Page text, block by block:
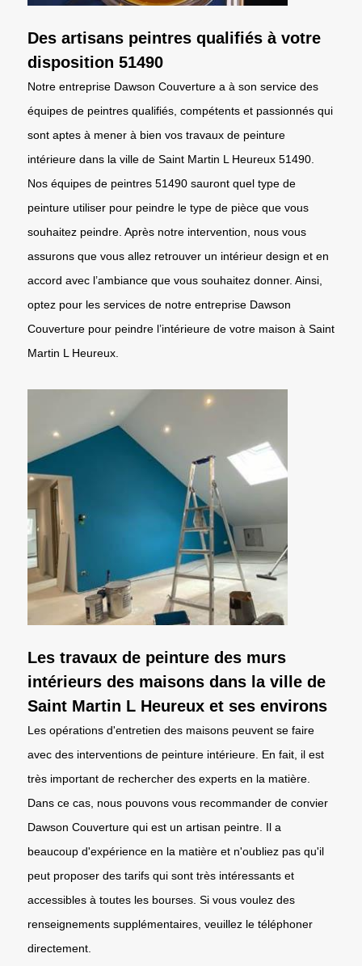
Des artisans peintres qualifiés à votre
disposition 51490
Notre entreprise Dawson Couverture a à son service des
équipes de peintres qualifiés, compétents et passionnés qui
sont aptes à mener à bien vos travaux de peinture
intérieure dans la ville de Saint Martin L Heureux 51490.
Nos équipes de peintres 51490 sauront quel type de
peinture utiliser pour peindre le type de pièce que vous
souhaitez peindre. Après notre intervention, nous vous
assurons que vous allez retrouver un intérieur design et en
accord avec l’ambiance que vous souhaitez donner. Ainsi,
optez pour les services de notre entreprise Dawson
Couverture pour peindre l’intérieure de votre maison à Saint
Martin L Heureux.
Les travaux de peinture des murs
intérieurs des maisons dans la ville de
Saint Martin L Heureux et ses environs
Les opérations d'entretien des maisons peuvent se faire
avec des interventions de peinture intérieure. En fait, il est
très important de rechercher des experts en la matière.
Dans ce cas, nous pouvons vous recommander de convier
Dawson Couverture qui est un artisan peintre. Il a
beaucoup d'expérience en la matière et n'oubliez pas qu'il
peut proposer des tarifs qui sont très intéressants et
accessibles à toutes les bourses. Si vous voulez des
renseignements supplémentaires, veuillez le téléphoner
directement.